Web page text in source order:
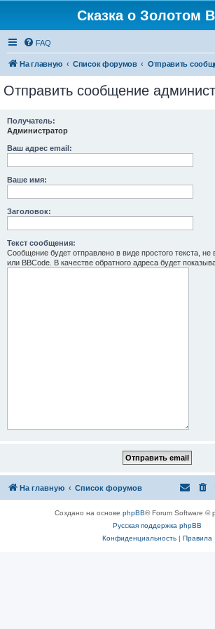
Сказка о Золотом
FAQ
На главную Список форумов
Отправить сообщение
Получатель:
Администратор
Ваш адрес email:
Ваше имя:
Заголовок:
Текст сообщения:
Сообщение будет отправлено в виде простого текста, не
или BBCode. В качестве обратного адреса будет
На главную Список форумов
Создано на основе phpBB® Forum Software ©
Русская поддержка phpBB
Конфиденциальность| Правила